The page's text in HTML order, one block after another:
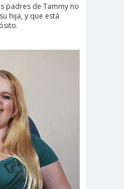
padres de Tammy no
hija, y que está